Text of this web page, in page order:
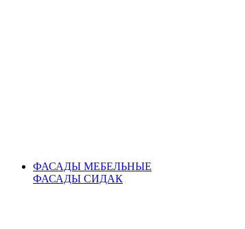
ФАСАДЫ МЕБЕЛЬНЫЕ
ФАСАДЫ СИДАК